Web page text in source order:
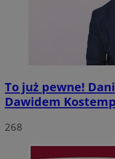
To już pewne!
Dawidem
268